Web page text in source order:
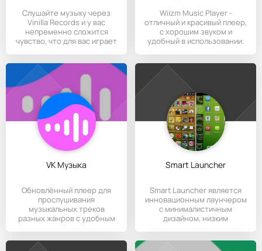
Слушайте музыку через
Vinilla Records и у вас
непременно сложится
чувство, что для вас играет
Wiizm Music Player -
отличный и красивый плеер,
с хорошим звуком и
удобный в использовании.
VK Музыка
Обновлённый плеер для
прослушивания
музыкальных треков
разных жанров с удобным
Smart Launcher
Smart Launcher является
инновационным лаунчером
с минималистичным
дизайном, низким